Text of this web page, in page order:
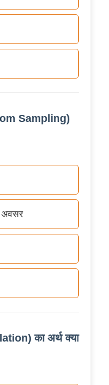
Sampling)
अवसर
का अर्थ क्या